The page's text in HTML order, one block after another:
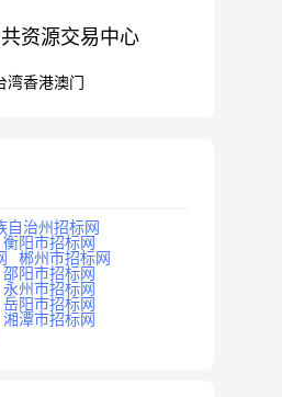
资源交易中心
湾香港澳门
自治州招标网
衡阳市招标网
郴州市招标网
邵阳市招标网
永州市招标网
岳阳市招标网
湘潭市招标网